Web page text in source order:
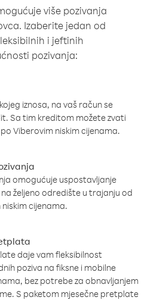
više pozivanja
Izaberite jedan od
i jeftinih
pozivanja:
iznosa, na vaš račun se
Sa tim kreditom možete zvati
Viberovim niskim cijenama.
omogućuje uspostavljanje
željeno odredište u trajanju od
cijenama.
daje vam fleksibilnost
poziva na fiksne i mobilne
bez potrebe za obnavljanjem
S paketom mjesečne pretplate